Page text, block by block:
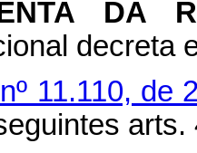
DA
decreta
11.110, de
arts.